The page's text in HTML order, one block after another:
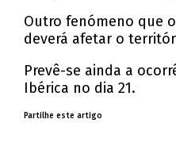
Outro fenómeno que
deverá afetar o
Prevê-se ainda a
Ibérica no dia 21.
Partilhe este artigo